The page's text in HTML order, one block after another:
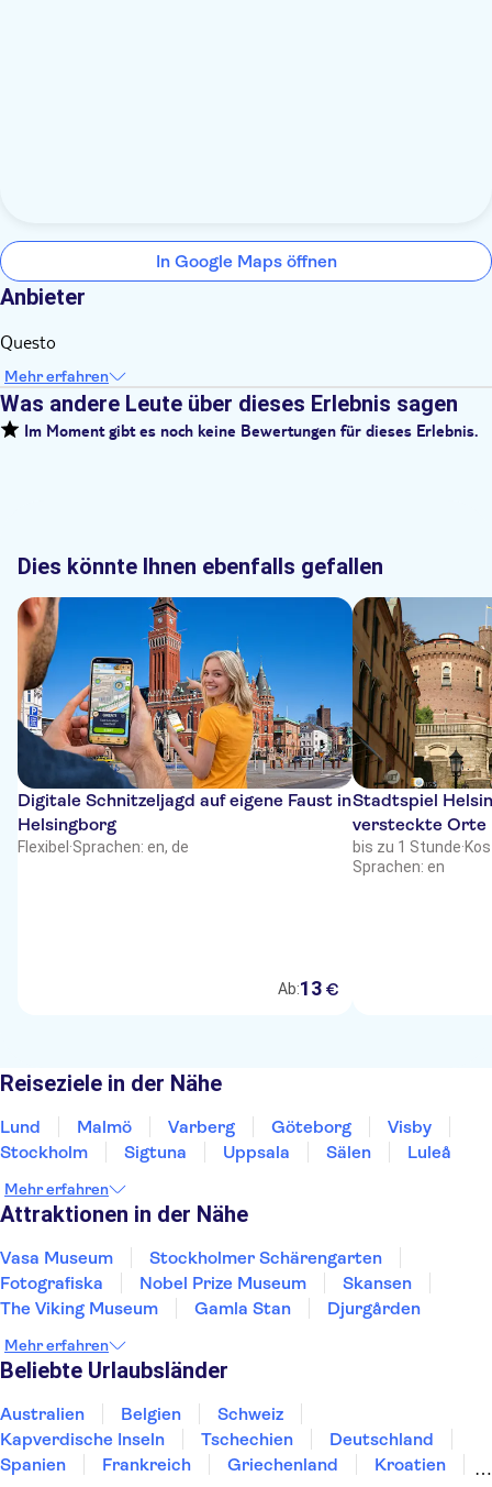
In Google Maps öffnen
Anbieter
Questo
Mehr erfahren
Was andere Leute über dieses Erlebnis sagen
Im Moment gibt es noch keine Bewertungen für dieses Erlebnis.
Dies könnte Ihnen ebenfalls gefallen
Digitale Schnitzeljagd auf eigene Faust in
Helsingborg
Flexibel ·Sprachen: en, de
Ab:13 €
Stadtspiel
versteckte Orte
bis zu 1 Stunde·
Sprachen: en
Reiseziele in der Nähe
Lund Malmö Varberg Göteborg
Visby
Stockholm
Sigtuna Uppsala Sälen Luleå
Mehr erfahren
Attraktionen in der Nähe
Vasa Museum
Stockholmer Schärengarten
Fotografiska
Nobel Prize Museum
Skansen
The Viking Museum
Gamla Stan Djurgården
Mehr erfahren
Beliebte Urlaubsländer
Australien Belgien
Schweiz
Kapverdische Inseln
Tschechien
Deutschland
Spanien
Frankreich Griechenland
Kroatien